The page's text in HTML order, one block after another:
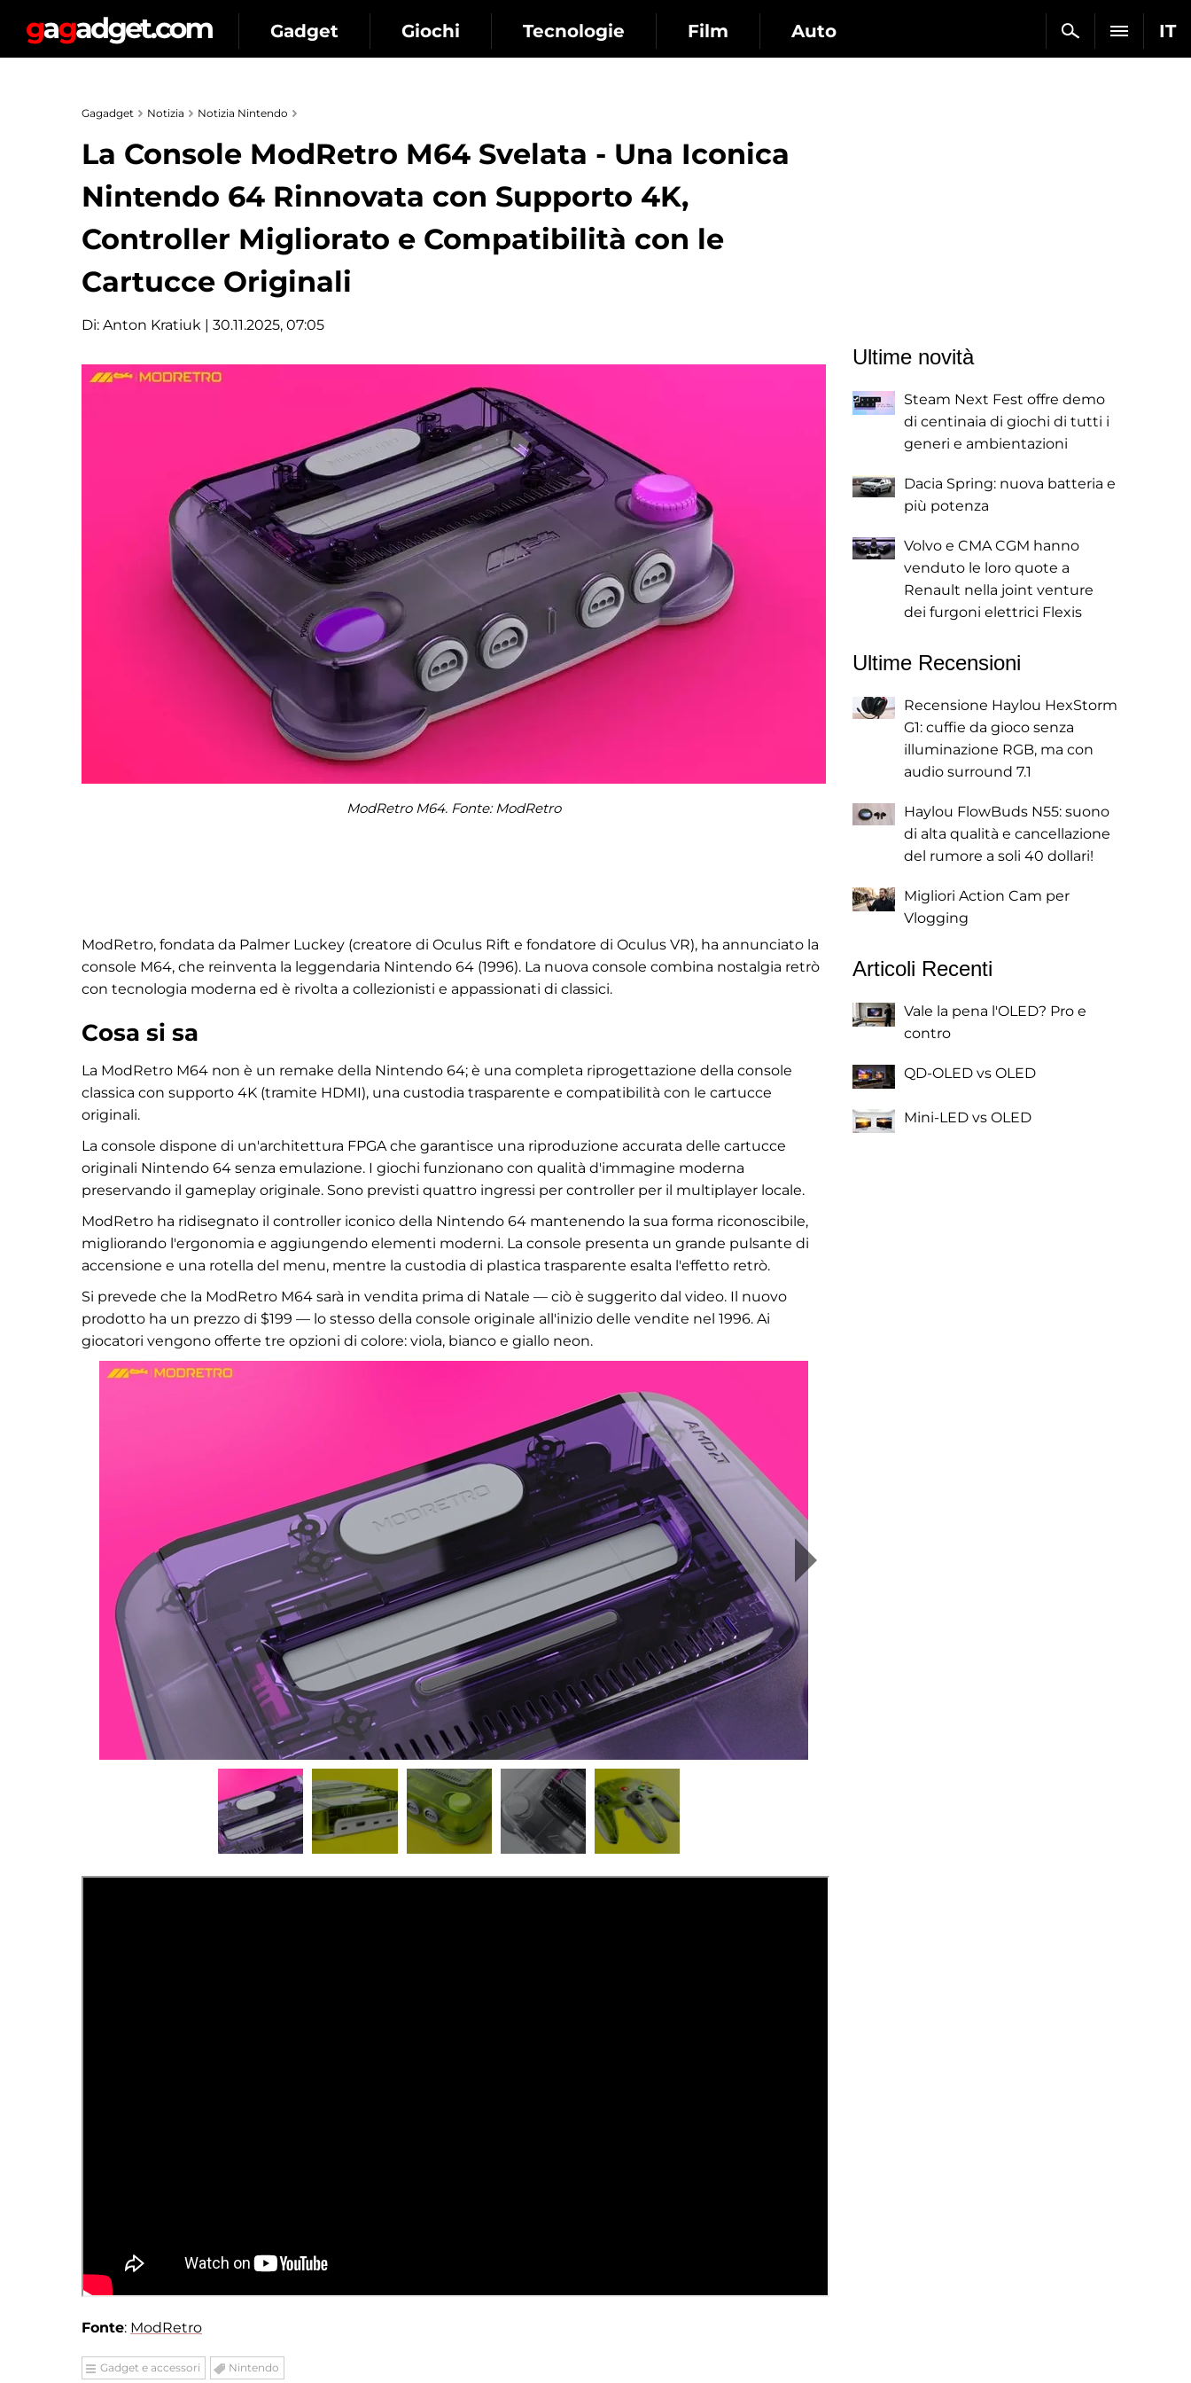
IT
Gadget Giochi Tecnologie Film Auto
Gagadget Notizia Notizia Nintendo
La Console ModRetro M64 Svelata - Una Iconica
Nintendo 64 Rinnovata con Supporto 4K,
Controller Migliorato e Compatibilità con le
Cartucce Originali
Di: Anton Kratiuk | 30.11.2025, 07:05
ModRetro M64. Fonte: ModRetro
ModRetro, fondata da Palmer Luckey (creatore di Oculus Rift e fondatore di Oculus VR), ha annunciato la
console M64, che reinventa la leggendaria Nintendo 64 (1996). La nuova console combina nostalgia retrò
con tecnologia moderna ed è rivolta a collezionisti e appassionati di classici.
Cosa si sa
La ModRetro M64 non è un remake della Nintendo 64; è una completa riprogettazione della console
classica con supporto 4K (tramite HDMI), una custodia trasparente e compatibilità con le cartucce
originali.
La console dispone di un'architettura FPGA che garantisce una riproduzione accurata delle cartucce
originali Nintendo 64 senza emulazione. I giochi funzionano con qualità d'immagine moderna
preservando il gameplay originale. Sono previsti quattro ingressi per controller per il multiplayer locale.
ModRetro ha ridisegnato il controller iconico della Nintendo 64 mantenendo la sua forma riconoscibile,
migliorando l'ergonomia e aggiungendo elementi moderni. La console presenta un grande pulsante di
accensione e una rotella del menu, mentre la custodia di plastica trasparente esalta l'effetto retrò.
Si prevede che la ModRetro M64 sarà in vendita prima di Natale — ciò è suggerito dal video. Il nuovo
prodotto ha un prezzo di $199 — lo stesso della console originale all'inizio delle vendite nel 1996. Ai
giocatori vengono offerte tre opzioni di colore: viola, bianco e giallo neon.
Fonte: ModRetro
Gadget e accessori Nintendo
Ultime novità
Steam Next Fest offre demo
di centinaia di giochi di tutti i
generi e ambientazioni
Dacia Spring: nuova batteria e
più potenza
Volvo e CMA CGM hanno
venduto le loro quote a
Renault nella joint venture
dei furgoni elettrici Flexis
Ultime Recensioni
Recensione Haylou HexStorm
G1: cuffie da gioco senza
illuminazione RGB, ma con
audio surround 7.1
Haylou FlowBuds N55: suono
di alta qualità e cancellazione
del rumore a soli 40 dollari!
Migliori Action Cam per
Vlogging
Articoli Recenti
Vale la pena l'OLED? Pro e
contro
QD-OLED vs OLED
Mini-LED vs OLED